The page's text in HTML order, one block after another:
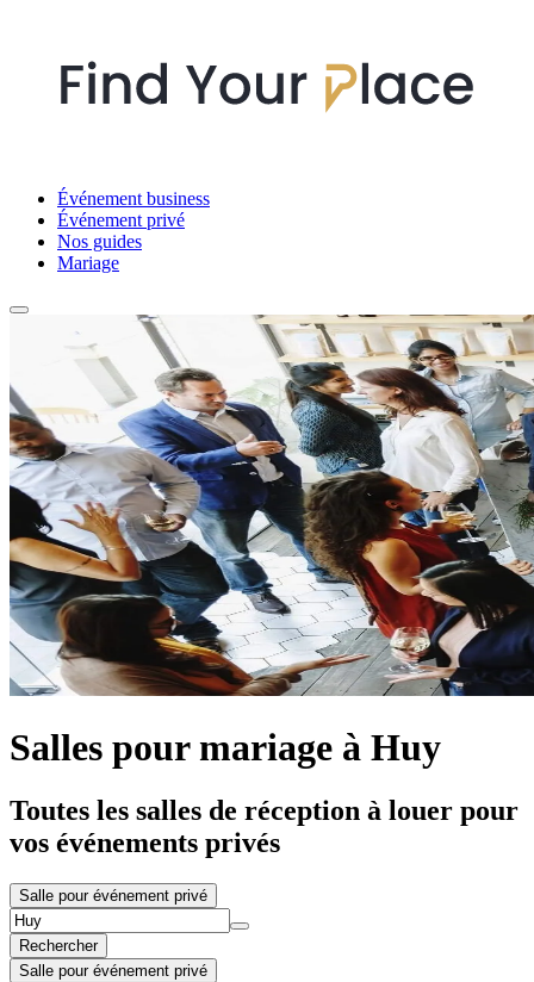
Événement business
Événement privé
Nos guides
Mariage
Salles pour mariage à Huy
Toutes les salles de réception à louer pour
vos événements privés
Salle pour événement privé
Rechercher
Salle pour événement privé